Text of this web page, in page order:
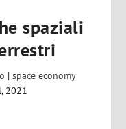
spaziali
| space economy
2021